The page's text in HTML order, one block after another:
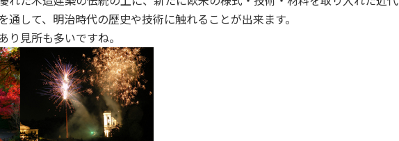
通して、明治時代の歴史や技術に触れることが出来ます。
り見所も多いですね。